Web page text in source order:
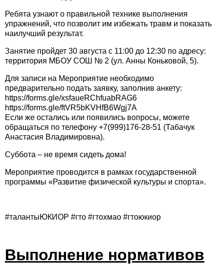
Ребята узнают о правильной технике выполнения
упражнений, что позволит им избежать травм и показать
наилучший результат.
Занятие пройдет 30 августа с 11:00 до 12:30 по адресу:
территория МБОУ СОШ № 2 (ул. Анны Коньковой, 5).
Для записи на Мероприятие необходимо
предварительно подать заявку, заполнив анкету:
https://forms.gle/xsfaueRChfuabRAG6
https://forms.gle/ftVR5bKVHfB6Wgj7A
Если же остались или появились вопросы, можете
обращаться по телефону +7(999)176-28-51 (Табачук
Анастасия Владимировна).
Суббота – не время сидеть дома!
Мероприятие проводится в рамках государственной
программы «Развитие физической культуры и спорта».
#талантыЮКИОР #гто #гтохмао #гтоюкиор
Выполнение нормативов